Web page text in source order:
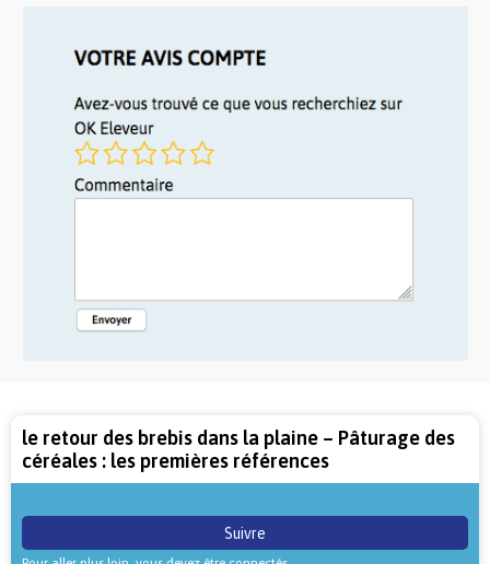
le retour des brebis dans la plaine – Pâturage des
céréales : les premières références
Suivre